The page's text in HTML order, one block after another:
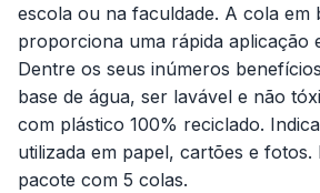
escola ou na faculdade. A cola em
proporciona uma rápida aplicação
Dentre os seus inúmeros
base de água, ser lavável e não
com plástico 100% reciclado.
utilizada em papel, cartões e fotos.
pacote com 5 colas.